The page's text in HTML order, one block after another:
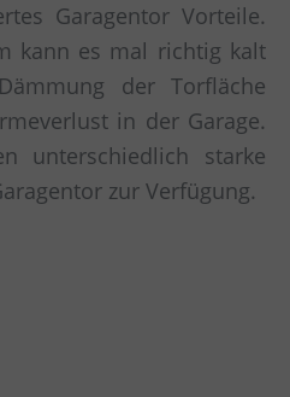
Garagentor Vorteile.
kann es mal richtig kalt
der Torfläche
in der Garage.
unterschiedlich starke
zur Verfügung.